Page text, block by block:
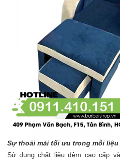
Sự thoải mái tối ưu trong mỗi liệu
Sử dụng chất liệu đệm cao cấp